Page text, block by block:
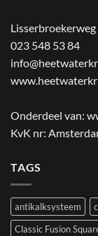
023 548 53 84
Onderdeel van:
KvK nr:
TAGS
antikalksysteem
Classic Fusion